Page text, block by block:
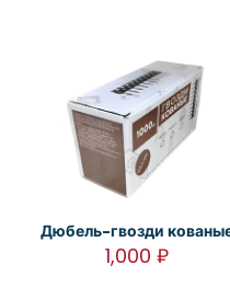
Дюбель-гвозди
1,000 ₽